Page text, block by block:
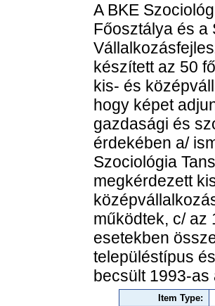
A BKE
Főosztálya és a
készített az 50
kis- és
hogy képet
gazdasági és
érdekében a/
Szociológia
megkérdezett
működtek, c/ az
esetekben
településtípus
becsült 1993-
Item Type: